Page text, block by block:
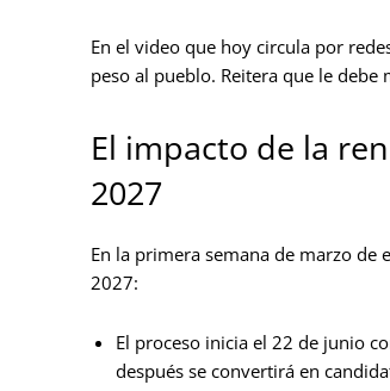
En el video que hoy circula por
peso al pueblo. Reitera que le debe
El impacto de la
2027
En la primera semana de marzo de
2027:
El proceso inicia el 22 de junio
después se convertirá en